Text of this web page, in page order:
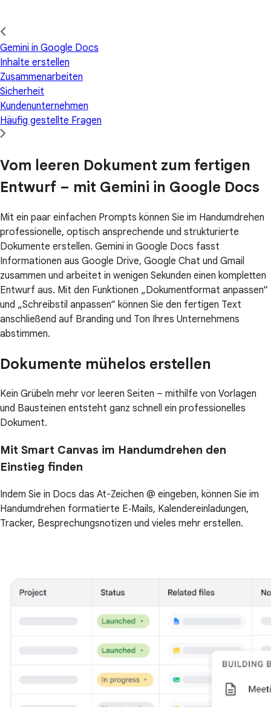
Gemini in Google Docs
Inhalte erstellen
Zusammenarbeiten
Sicherheit
Kundenunternehmen
Häufig gestellte Fragen
Vom leeren Dokument zum fertigen
Entwurf – mit Gemini in Google Docs
Mit ein paar einfachen Prompts können Sie im Handumdrehen
professionelle, optisch ansprechende und strukturierte
Dokumente erstellen. Gemini in Google Docs fasst
Informationen aus Google Drive, Google Chat und Gmail
zusammen und arbeitet in wenigen Sekunden einen kompletten
Entwurf aus. Mit den Funktionen „Dokumentformat anpassen“
und „Schreibstil anpassen“ können Sie den fertigen Text
anschließend auf Branding und Ton Ihres Unternehmens
abstimmen.
Dokumente mühelos erstellen
Kein Grübeln mehr vor leeren Seiten – mithilfe von Vorlagen
und Bausteinen entsteht ganz schnell ein professionelles
Dokument.
Mit Smart Canvas im Handumdrehen den
Einstieg finden
Indem Sie in Docs das At-Zeichen @ eingeben, können Sie im
Handumdrehen formatierte E‑Mails, Kalendereinladungen,
Tracker, Besprechungsnotizen und vieles mehr erstellen.